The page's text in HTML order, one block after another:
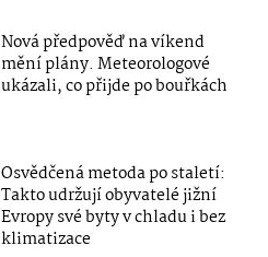
Nová předpověď na víkend
mění plány. Meteorologové
ukázali, co přijde po bouřkách
Osvědčená metoda po staletí:
Takto udržují obyvatelé jižní
Evropy své byty v chladu i bez
klimatizace